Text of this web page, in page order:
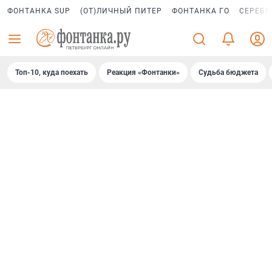
ФОНТАНКА SUP (ОТ)ЛИЧНЫЙ ПИТЕР ФОНТАНКА ГО
Топ-10, куда поехать Реакция «Фонтанки» Судьба бюджета